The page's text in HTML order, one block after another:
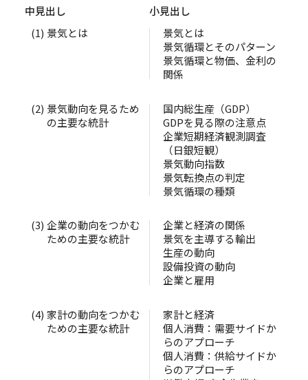
中見出し
小見出し
(1) 景気とは
景気とは
景気循環とそのパターン
景気循環と物価、金利の
関係
(2) 景気動向を見るため
の主要な統計
国内総生産（GDP）
GDPを見る際の注意点
企業短期経済観測調査
（日銀短観）
景気動向指数
景気転換点の判定
景気循環の種類
(3) 企業の動向をつかむ
ための主要な統計
企業と経済の関係
景気を主導する輸出
生産の動向
設備投資の動向
企業と雇用
(4) 家計の動向をつかむ
ための主要な統計
家計と経済
個人消費：需要サイドか
らのアプローチ
個人消費：供給サイドか
らのアプローチ